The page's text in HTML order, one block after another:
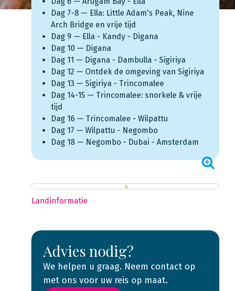
Dag 7-8 — Ella: Little Adam's Peak, Nine
Arch Bridge en vrije tijd
Dag 9 — Ella - Kandy - Digana
Dag 10 — Digana
Dag 11 — Digana - Dambulla - Sigiriya
Dag 12 — Ontdek de omgeving van Sigiriya
Dag 13 — Sigiriya - Trincomalee
Dag 14-15 — Trincomalee: snorkele & vrije
tijd
Dag 16 — Trincomalee - Wilpattu
Dag 17 — Wilpattu - Negombo
Dag 18 — Negombo - Dubai - Amsterdam
Landinformatie
Advies nodig?
We helpen u graag. Neem contact op
met ons voor uw reis op maat.